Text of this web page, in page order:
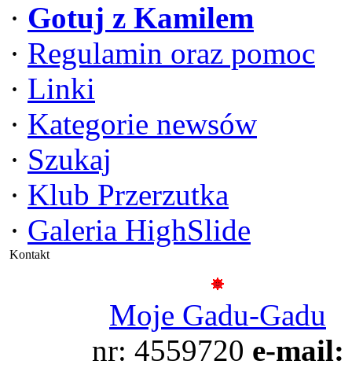
· Gotuj z Kamilem
· Regulamin oraz pomoc
· Linki
· Kategorie newsów
· Szukaj
· Klub Przerzutka
· Galeria HighSlide
Kontakt
Moje Gadu-Gadu
nr: 4559720 e-mail: